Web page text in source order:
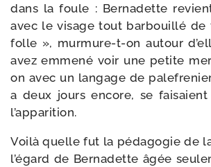
dans la foule : Bernadette
avec le visage tout bar­bouillé de
folle », murmure-​t-​on autour
avez emme­né voir une petite
on avec un lan­gage de
a deux jours encore, se
l’apparition.
Voilà quelle fut la péda­go­gie de
l’égard de Bernadette âgée